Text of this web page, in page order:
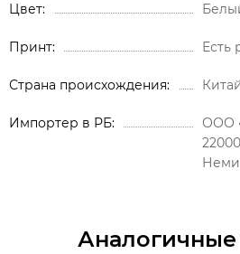
Цвет
Принт Есть
Страна происхождения
Импортер в РБ
ООО
Аналогичные